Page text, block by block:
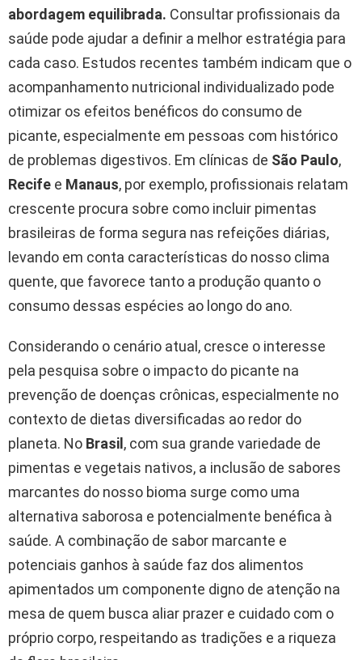
abordagem equilibrada. Consultar profissionais da
saúde pode ajudar a definir a melhor estratégia para
cada caso. Estudos recentes também indicam que o
acompanhamento nutricional individualizado pode
otimizar os efeitos benéficos do consumo de
picante, especialmente em pessoas com histórico
de problemas digestivos. Em clínicas de São Paulo,
Recife e Manaus, por exemplo, profissionais relatam
crescente procura sobre como incluir pimentas
brasileiras de forma segura nas refeições diárias,
levando em conta características do nosso clima
quente, que favorece tanto a produção quanto o
consumo dessas espécies ao longo do ano.
Considerando o cenário atual, cresce o interesse
pela pesquisa sobre o impacto do picante na
prevenção de doenças crônicas, especialmente no
contexto de dietas diversificadas ao redor do
planeta. No Brasil , com sua grande variedade de
pimentas e vegetais nativos, a inclusão de sabores
marcantes do nosso bioma surge como uma
alternativa saborosa e potencialmente benéfica à
saúde. A combinação de sabor marcante e
potenciais ganhos à saúde faz dos alimentos
apimentados um componente digno de atenção na
mesa de quem busca aliar prazer e cuidado com o
próprio corpo, respeitando as tradições e a riqueza